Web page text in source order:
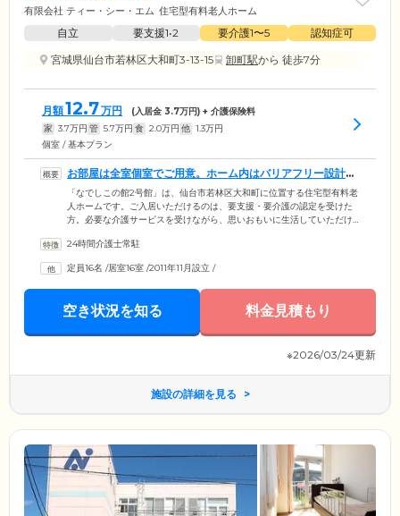
有限会社 ティー・シー・エム 住宅型有料老人ホーム
自立 要支援1•2 要介護1〜5
認知症可
宮城県仙台市若林区大和町3-13-15
卸町駅から 徒歩7分
月額12.7万円 (入居金 3.7万円) + 介護保険料
家 3.7万円 管 5.7万円 食 2.0万円 他 1.3万円
個室 / 基本プラン
お部屋は全室個室でご用意。ホーム内はバリアフリー設計で
す
「なでしこの館2号館」は、仙台市若林区大和町に位置する住宅型有料老
人ホームです。ご入居いただけるのは、要支援・要介護の認定を受けた
方。必要な介護サービスを受けながら、思いおもいに生活していただけ
プライバシーの保たれた空間で、おひとりの時間を大切にしていただけ
に手すりを設置しており、歩行に不安を抱えた方をサポートしていま
す。さらに、階段には昇降機を設置しているので、車いすをご利用の方
24時間介護士常駐
定員16名 /居室16室 /2011年11月設立 /
空き状況を知る 料金見積もり
※2026/03/24更新
施設の詳細を見る